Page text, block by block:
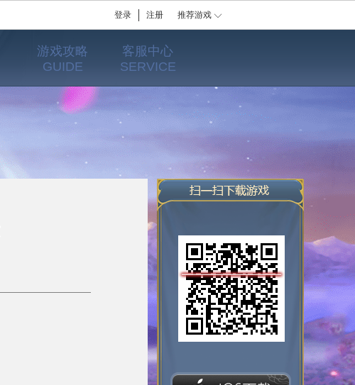
登录 注册 推荐游戏
游戏攻略
GUIDE
客服中心
SERVICE